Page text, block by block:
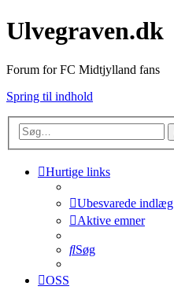
Ulvegraven.dk
Forum for FC Midtjylland fans
Spring til indhold
Hurtige links
Ubesvarede indlæg
Aktive emner
Søg
OSS